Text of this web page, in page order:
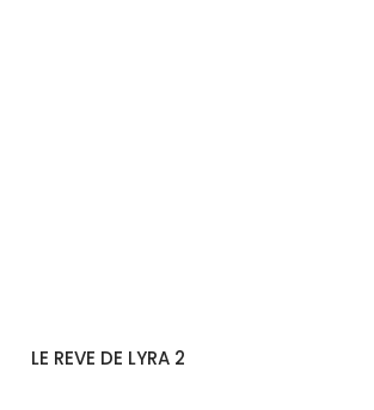
LE REVE DE LYRA 2